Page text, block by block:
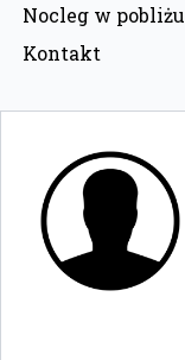
Nocleg w pobliżu
Kontakt